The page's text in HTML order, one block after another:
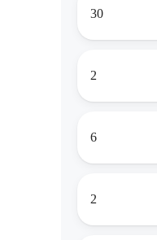
30
2
6
2